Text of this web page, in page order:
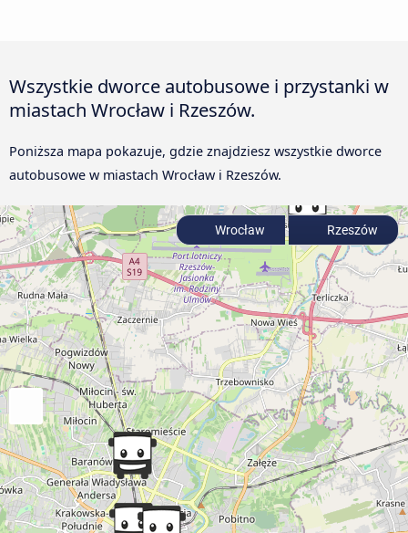
Wszystkie dworce autobusowe i przystanki w
miastach Wrocław i Rzeszów.
Poniższa mapa pokazuje, gdzie znajdziesz wszystkie dworce
autobusowe w miastach Wrocław i Rzeszów.
Wrocław Rzeszów